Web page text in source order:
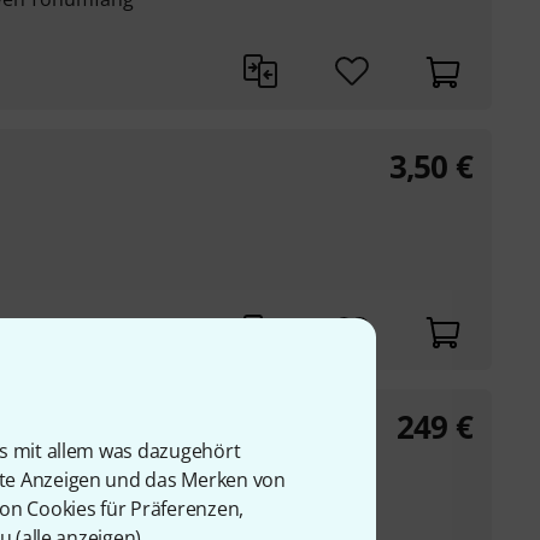
mit allem was dazugehört
Anzeigen und das Merken von
Cookies für Präferenzen,
3,50 €
Audio-Line-Signale
249 €